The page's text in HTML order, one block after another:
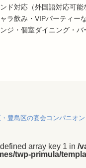
ド対応（外国語対応可能
ラ飲み・VIPパーティー
ジ・個室ダイニング・
豊島区の宴会コンパニオン
array key 1 in /
twp-primula/